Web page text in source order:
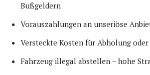
Bußgeldern
Vorauszahlungen an unseriöse
Versteckte Kosten für Abholung
Fahrzeug illegal abstellen – hohe